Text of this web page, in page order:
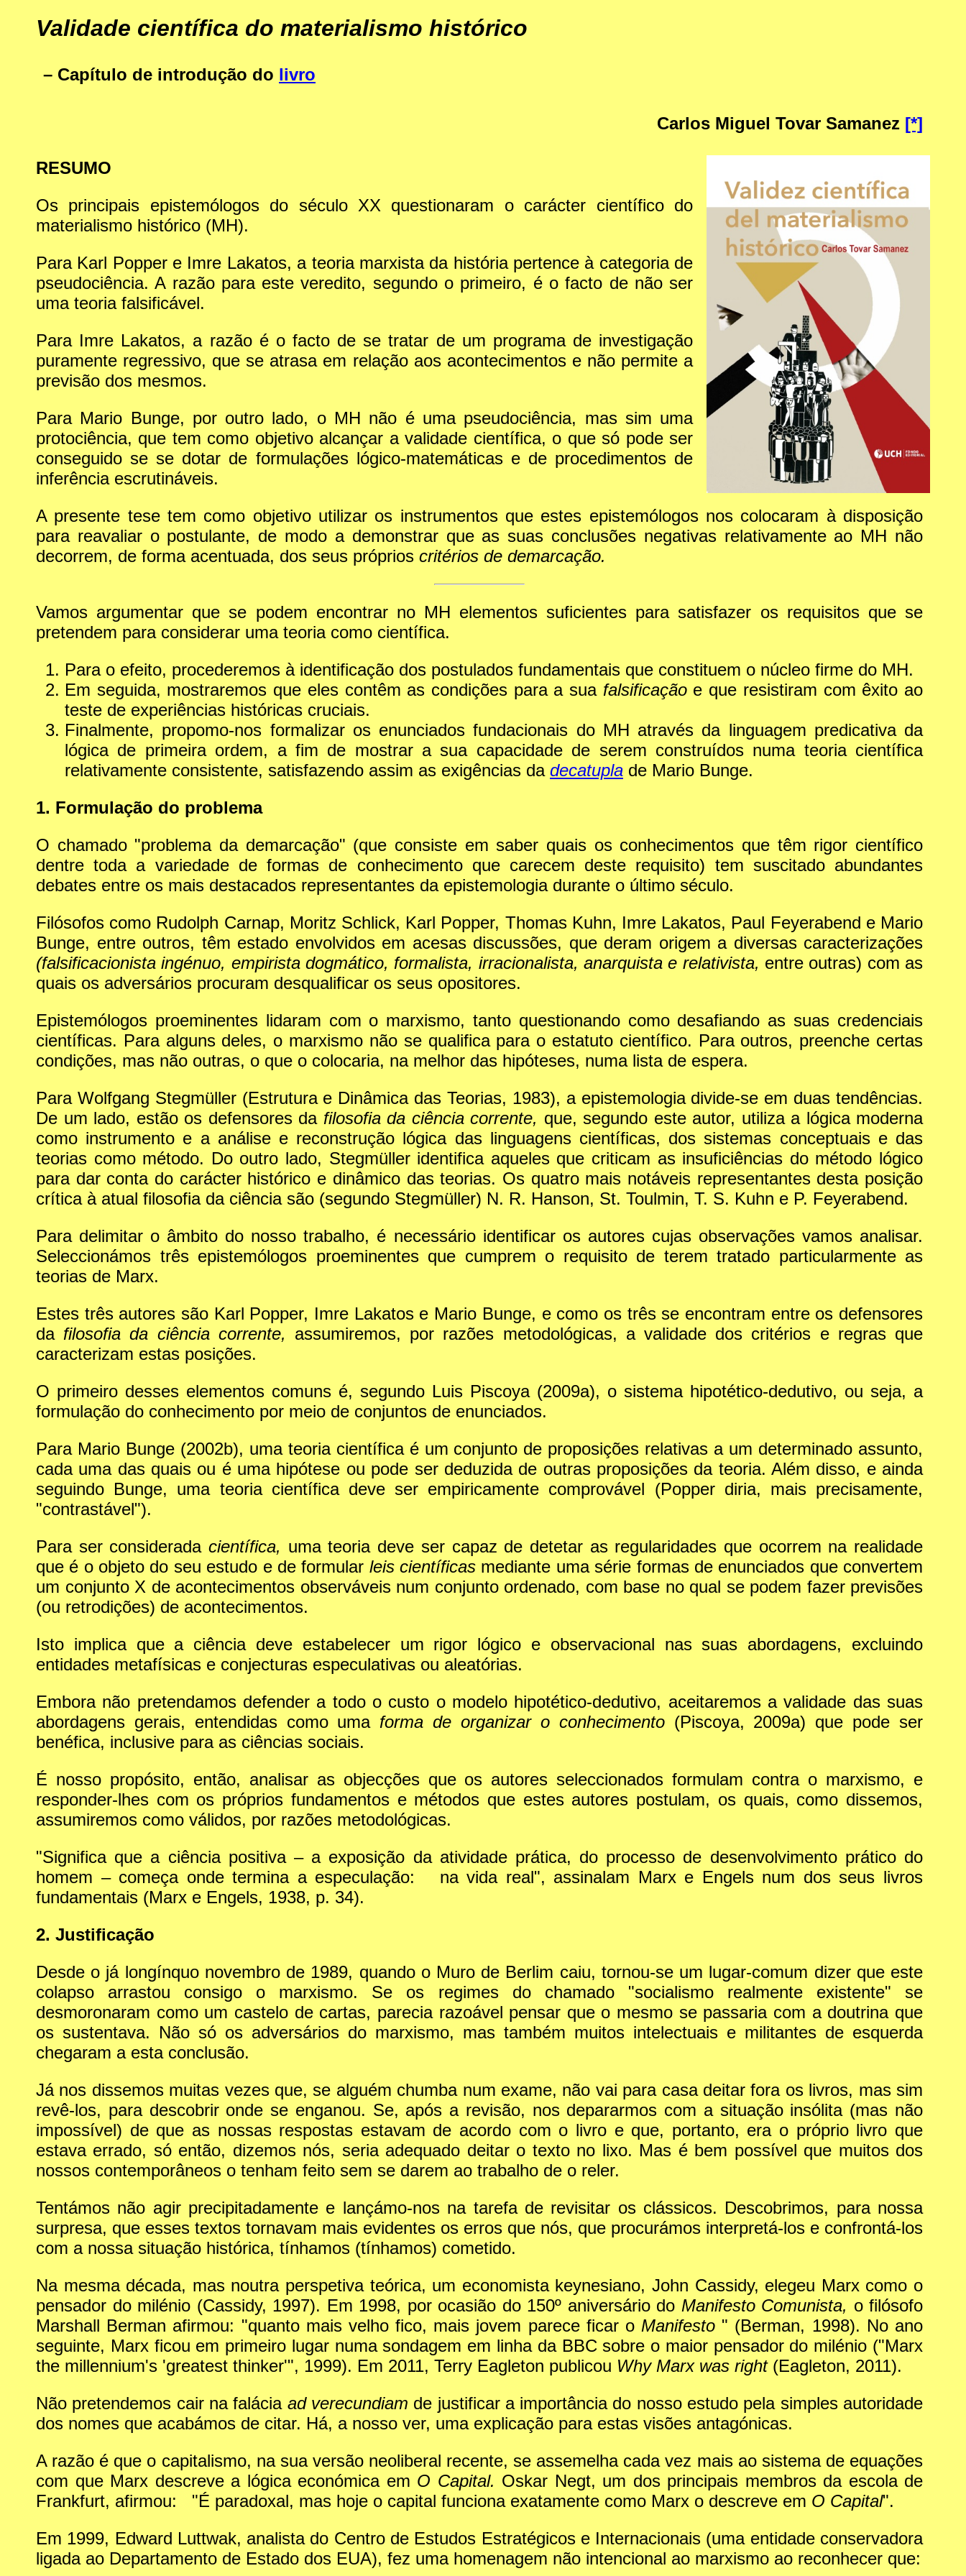
Validade científica do materialismo histórico
– Capítulo de introdução do livro
Carlos Miguel Tovar Samanez [*]
RESUMO
Os principais epistemólogos do século XX questionaram o carácter científico do
materialismo histórico (MH).
Para Karl Popper e Imre Lakatos, a teoria marxista da história pertence à categoria de
pseudociência. A razão para este veredito, segundo o primeiro, é o facto de não ser
uma teoria falsificável.
Para Imre Lakatos, a razão é o facto de se tratar de um programa de investigação
puramente regressivo, que se atrasa em relação aos acontecimentos e não permite a
previsão dos mesmos.
Para Mario Bunge, por outro lado, o MH não é uma pseudociência, mas sim uma
protociência, que tem como objetivo alcançar a validade científica, o que só pode ser
conseguido se se dotar de formulações lógico-matemáticas e de procedimentos de
inferência escrutináveis.
A presente tese tem como objetivo utilizar os instrumentos que estes epistemólogos nos colocaram à disposição
para reavaliar o postulante, de modo a demonstrar que as suas conclusões negativas relativamente ao MH não
decorrem, de forma acentuada, dos seus próprios critérios de demarcação.
Vamos argumentar que se podem encontrar no MH elementos suficientes para satisfazer os requisitos que se
pretendem para considerar uma teoria como científica.
Para o efeito, procederemos à identificação dos postulados fundamentais que constituem o núcleo firme do MH.
Em seguida, mostraremos que eles contêm as condições para a sua falsificaçãoe que resistiram com êxito ao
teste de experiências históricas cruciais.
Finalmente, propomo-nos formalizar os enunciados fundacionais do MH através da linguagem predicativa da
lógica de primeira ordem, a fim de mostrar a sua capacidade de serem construídos numa teoria científica
relativamente consistente, satisfazendo assim as exigências da decatupla de Mario Bunge.
1. Formulação do problema
O chamado "problema da demarcação" (que consiste em saber quais os conhecimentos que têm rigor científico
dentre toda a variedade de formas de conhecimento que carecem deste requisito) tem suscitado abundantes
debates entre os mais destacados representantes da epistemologia durante o último século.
Filósofos como Rudolph Carnap, Moritz Schlick, Karl Popper, Thomas Kuhn, Imre Lakatos, Paul Feyerabend e Mario
Bunge, entre outros, têm estado envolvidos em acesas discussões, que deram origem a diversas caracterizações
(falsificacionista ingénuo, empirista dogmático, formalista, irracionalista, anarquista e relativista, entre outras) com as
quais os adversários procuram desqualificar os seus opositores.
Epistemólogos proeminentes lidaram com o marxismo, tanto questionando como desafiando as suas credenciais
científicas. Para alguns deles, o marxismo não se qualifica para o estatuto científico. Para outros, preenche certas
condições, mas não outras, o que o colocaria, na melhor das hipóteses, numa lista de espera.
Para Wolfgang Stegmüller (Estrutura e Dinâmica das Teorias, 1983), a epistemologia divide-se em duas tendências.
De um lado, estão os defensores da filosofia da ciência corrente, que, segundo este autor, utiliza a lógica moderna
como instrumento e a análise e reconstrução lógica das linguagens científicas, dos sistemas conceptuais e das
teorias como método. Do outro lado, Stegmüller identifica aqueles que criticam as insuficiências do método lógico
para dar conta do carácter histórico e dinâmico das teorias. Os quatro mais notáveis representantes desta posição
crítica à atual filosofia da ciência são (segundo Stegmüller) N. R. Hanson, St. Toulmin, T. S. Kuhn e P. Feyerabend.
Para delimitar o âmbito do nosso trabalho, é necessário identificar os autores cujas observações vamos analisar.
Seleccionámos três epistemólogos proeminentes que cumprem o requisito de terem tratado particularmente as
teorias de Marx.
Estes três autores são Karl Popper, Imre Lakatos e Mario Bunge, e como os três se encontram entre os defensores
da filosofia da ciência corrente, assumiremos, por razões metodológicas, a validade dos critérios e regras que
caracterizam estas posições.
O primeiro desses elementos comuns é, segundo Luis Piscoya (2009a), o sistema hipotético-dedutivo, ou seja, a
formulação do conhecimento por meio de conjuntos de enunciados.
Para Mario Bunge (2002b), uma teoria científica é um conjunto de proposições relativas a um determinado assunto,
cada uma das quais ou é uma hipótese ou pode ser deduzida de outras proposições da teoria. Além disso, e ainda
seguindo Bunge, uma teoria científica deve ser empiricamente comprovável (Popper diria, mais precisamente,
"contrastável").
Para ser consideradacientífica, uma teoria deve ser capaz de detetar as regularidades que ocorrem na realidade
que é o objeto do seu estudo e de formular leis científicas mediante uma série formas de enunciados que convertem
um conjunto X de acontecimentos observáveis num conjunto ordenado, com base no qual se podem fazer previsões
(ou retrodições) de acontecimentos.
Isto implica que a ciência deve estabelecer um rigor lógico e observacional nas suas abordagens, excluindo
entidades metafísicas e conjecturas especulativas ou aleatórias.
Embora não pretendamos defender a todo o custo o modelo hipotético-dedutivo, aceitaremos a validade das suas
abordagens gerais, entendidas como uma forma de organizar o conhecimento(Piscoya, 2009a) que pode ser
benéfica, inclusive para as ciências sociais.
É nosso propósito, então, analisar as objecções que os autores seleccionados formulam contra o marxismo, e
responder-lhes com os próprios fundamentos e métodos que estes autores postulam, os quais, como dissemos,
assumiremos como válidos, por razões metodológicas.
"Significa que a ciência positiva – a exposição da atividade prática, do processo de desenvolvimento prático do
homem – começa onde termina a especulação: na vida real", assinalam Marx e Engels num dos seus livros
fundamentais (Marx e Engels, 1938, p. 34).
2. Justificação
Desde o já longínquo novembro de 1989, quando o Muro de Berlim caiu, tornou-se um lugar-comum dizer que este
colapso arrastou consigo o marxismo. Se os regimes do chamado "socialismo realmente existente" se
desmoronaram como um castelo de cartas, parecia razoável pensar que o mesmo se passaria com a doutrina que
os sustentava. Não só os adversários do marxismo, mas também muitos intelectuais e militantes de esquerda
chegaram a esta conclusão.
Já nos dissemos muitas vezes que, se alguém chumba num exame, não vai para casa deitar fora os livros, mas sim
revê-los, para descobrir onde se enganou. Se, após a revisão, nos depararmos com a situação insólita (mas não
impossível) de que as nossas respostas estavam de acordo com o livro e que, portanto, era o próprio livro que
estava errado, só então, dizemos nós, seria adequado deitar o texto no lixo. Mas é bem possível que muitos dos
nossos contemporâneos o tenham feito sem se darem ao trabalho de o reler.
Tentámos não agir precipitadamente e lançámo-nos na tarefa de revisitar os clássicos. Descobrimos, para nossa
surpresa, que esses textos tornavam mais evidentes os erros que nós, que procurámos interpretá-los e confrontá-los
com a nossa situação histórica, tínhamos (tínhamos) cometido.
Na mesma década, mas noutra perspetiva teórica, um economista keynesiano, John Cassidy, elegeu Marx como o
pensador do milénio (Cassidy, 1997). Em 1998, por ocasião do 150º aniversário do Manifesto Comunista, o filósofo
Marshall Berman afirmou: "quanto mais velho fico, mais jovem parece ficar o Manifesto " (Berman, 1998). No ano
seguinte, Marx ficou em primeiro lugar numa sondagem em linha da BBC sobre o maior pensador do milénio ("Marx
the millennium's 'greatest thinker'", 1999). Em 2011, Terry Eagleton publicou Why Marx was right(Eagleton, 2011).
Não pretendemos cair na falácia ad verecundiam de justificar a importância do nosso estudo pela simples autoridade
dos nomes que acabámos de citar. Há, a nosso ver, uma explicação para estas visões antagónicas.
A razão é que o capitalismo, na sua versão neoliberal recente, se assemelha cada vez mais ao sistema de equações
com que Marx descreve a lógica económica em O Capital. Oskar Negt, um dos principais membros da escola de
Frankfurt, afirmou: "É paradoxal, mas hoje o capital funciona exatamente como Marx o descreve em O Capital".
Em 1999, Edward Luttwak, analista do Centro de Estudos Estratégicos e Internacionais (uma entidade conservadora
ligada ao Departamento de Estado dos EUA), fez uma homenagem não intencional ao marxismo ao reconhecer que: